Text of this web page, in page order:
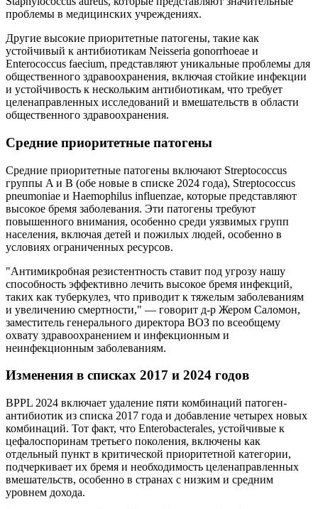
проблемы в медицинских учреждениях.
Другие высокие приоритетные патогены, такие как
устойчивый к антибиотикам Neisseria gonorrhoeae и
Enterococcus faecium, представляют уникальные проблемы для
общественного здравоохранения, включая стойкие инфекции
и устойчивость к нескольким антибиотикам, что требует
целенаправленных исследований и вмешательств в области
общественного здравоохранения.
Средние приоритетные патогены
Средние приоритетные патогены включают Streptococcus
группы A и B (обе новые в списке 2024 года), Streptococcus
pneumoniae и Haemophilus influenzae, которые представляют
высокое бремя заболевания. Эти патогены требуют
повышенного внимания, особенно среди уязвимых групп
населения, включая детей и пожилых людей, особенно в
условиях ограниченных ресурсов.
"Антимикробная резистентность ставит под угрозу нашу
способность эффективно лечить высокое бремя инфекций,
таких как туберкулез, что приводит к тяжелым заболеваниям
и увеличению смертности," — говорит д-р Жером Саломон,
заместитель генерального директора ВОЗ по всеобщему
охвату здравоохранением и инфекционным и
неинфекционным заболеваниям.
Изменения в списках 2017 и 2024 годов
BPPL 2024 включает удаление пяти комбинаций патоген-
антибиотик из списка 2017 года и добавление четырех новых
комбинаций. Тот факт, что Enterobacterales, устойчивые к
цефалоспоринам третьего поколения, включены как
отдельный пункт в критической приоритетной категории,
подчеркивает их бремя и необходимость целенаправленных
вмешательств, особенно в странах с низким и средним
уровнем дохода.